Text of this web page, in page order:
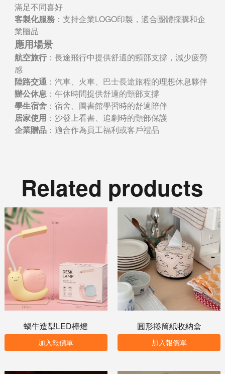
滿足不同喜好
客製化服務：支持企業LOGO印製，適合團體採購和企
業贈品
應用場景
航空旅行：長途飛行中提供舒適的頸部支撐，減少疲勞
感
陸路交通：汽車、火車、巴士長途旅程的理想休息夥伴
辦公休息：午休時間提供舒適的頸部支撐
學生宿舍：宿舍、圖書館學習時的舒適陪伴
居家使用 ：沙發上看書、追劇時的頸部保護
企業贈品：適合作為員工福利或客戶禮品
Related products
蝸牛造型LED檯燈
加入報價單
圓形捲筒紙收納盒
加入報價單